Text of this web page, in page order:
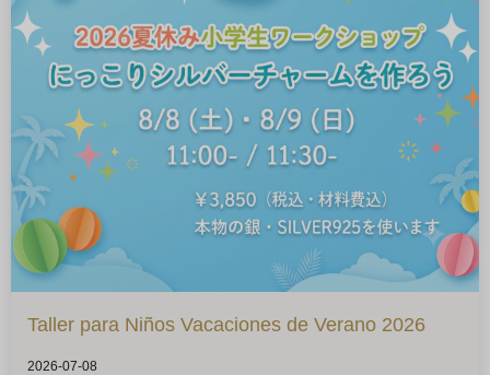
Taller para Niños Vacaciones de Verano 2026
2026-07-08